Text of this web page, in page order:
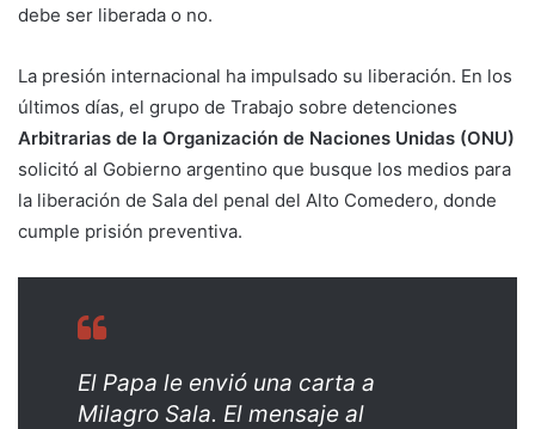
debe ser liberada o no.
La presión internacional ha impulsado su liberación. En los
últimos días, el grupo de Trabajo sobre detenciones
Arbitrarias de la Organización de Naciones Unidas (ONU)
solicitó al Gobierno argentino que busque los medios para
la liberación de Sala del penal del Alto Comedero, donde
cumple prisión preventiva.
El Papa le envió una carta a
Milagro Sala. El mensaje al